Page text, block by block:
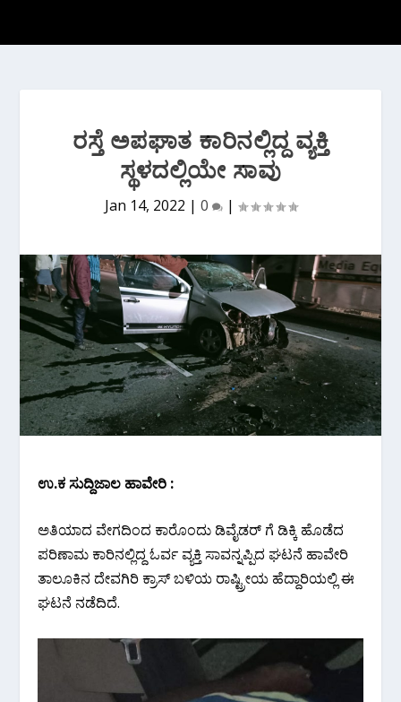
ರಸ್ತೆ ಅಪಘಾತ ಕಾರಿನಲ್ಲಿದ್ದ ವ್ಯಕ್ತಿ
ಸ್ಥಳದಲ್ಲಿಯೇ ಸಾವು
Jan 14, 2022 | 0 |
ಉ.ಕ ಸುದ್ದಿಜಾಲ ಹಾವೇರಿ :
ಅತಿಯಾದ ವೇಗದಿಂದ ಕಾರೊಂದು ಡಿವೈಡರ್ ಗೆ ಡಿಕ್ಕಿ ಹೊಡೆದ
ಪರಿಣಾಮ ಕಾರಿನಲ್ಲಿದ್ದ ಓರ್ವ ವ್ಯಕ್ತಿ ಸಾವನ್ನಪ್ಪಿದ ಘಟನೆ ಹಾವೇರಿ
ತಾಲೂಕಿನ ದೇವಗಿರಿ ಕ್ರಾಸ್ ಬಳಿಯ ರಾಷ್ಟ್ರೀಯ ಹೆದ್ದಾರಿಯಲ್ಲಿ ಈ
ಘಟನೆ ನಡೆದಿದೆ.